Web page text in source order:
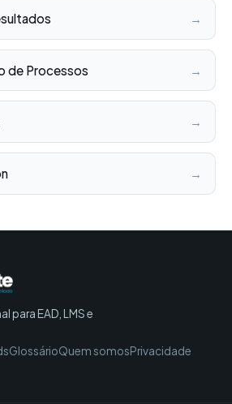
→
de Processos →
→
→
para EAD, LMS e
GlossárioQuem somosPrivacidade